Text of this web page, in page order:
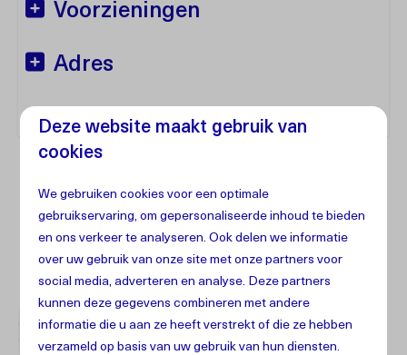
Voorzieningen
Adres
Deze website maakt gebruik van
cookies
We gebruiken cookies voor een optimale
gebruikservaring, om gepersonaliseerde inhoud te bieden
en ons verkeer te analyseren. Ook delen we informatie
over uw gebruik van onze site met onze partners voor
social media, adverteren en analyse. Deze partners
kunnen deze gegevens combineren met andere
informatie die u aan ze heeft verstrekt of die ze hebben
verzameld op basis van uw gebruik van hun diensten.